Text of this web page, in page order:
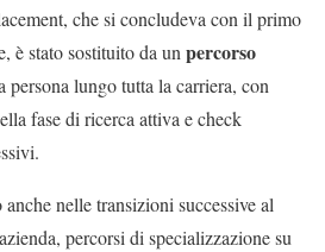
che si concludeva con il primo
è stato sostituito da un percorso
persona lungo tutta la carriera, con
fase di ricerca attiva e check
nelle transizioni successive al
percorsi di specializzazione su